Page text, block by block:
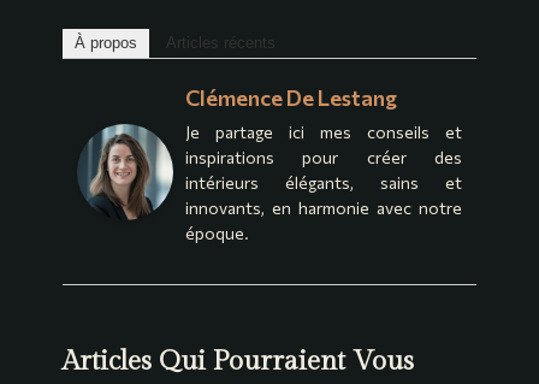
À propos Articles récents
Clémence De Lestang
Je partage ici mes conseils et
inspirations pour créer des
intérieurs élégants, sains et
innovants, en harmonie avec notre
époque.
Articles Qui Pourraient Vous